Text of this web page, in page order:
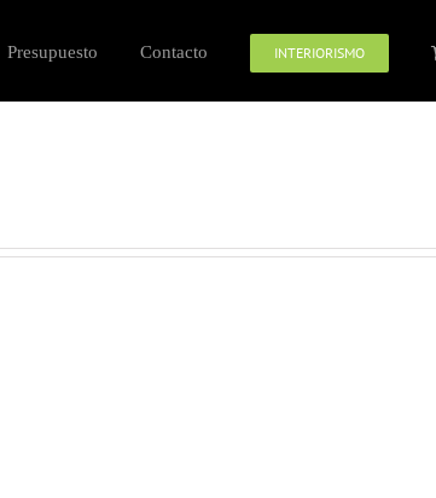
Presupuesto Contacto INTERIORISMO